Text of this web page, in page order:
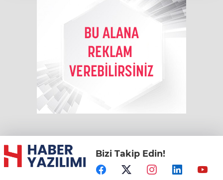
Bizi Takip Edin!